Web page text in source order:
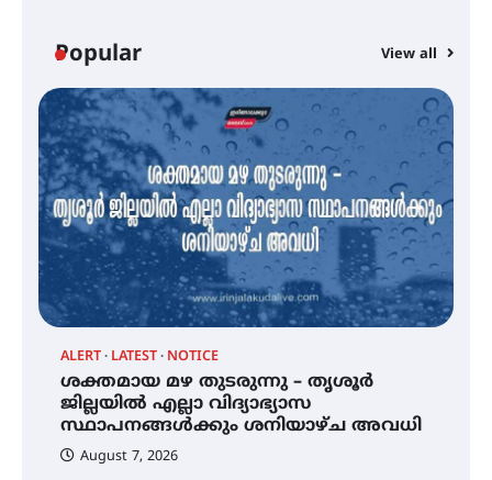
Popular View all
ALERT LATEST NOTICE
ശക്തമായ മഴ തുടരുന്നു – തൃശൂർ
ജില്ലയിൽ എല്ലാ വിദ്യാഭ്യാസ
സ്ഥാപനങ്ങൾക്കും ശനിയാഴ്ച അവധി
August 7, 2026
കോമേഴ്സ് എക്സ്പോയുമായി
എസ് എൻ ഹയർ സെക്കൻഡറി
വിദ്യാർത്ഥികൾ
സർഗ്ഗസാഹിതി- കവിതാസംഗമം
2026 കവിതാ ചർച്ച കാട്ടൂർ, ടി. കെ.
ബാലൻ ഹാളിൽ 16ന്
ശക്തമായ മഴ തുടരുന്നു – തൃശൂർ
ജില്ലയിൽ എല്ലാ വിദ്യാഭ്യാസ
സ്ഥാപനങ്ങൾക്കും ശനിയാഴ്ച
അവധി